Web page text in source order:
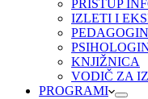
PRISTUP
IZLETI I
KNJIŽNICA
VODIČ ZA
PROGRAMI